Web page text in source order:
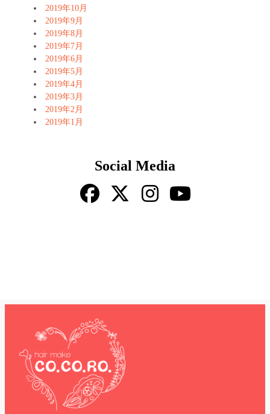
2019年10月
2019年9月
2019年8月
2019年7月
2019年6月
2019年5月
2019年4月
2019年3月
2019年2月
2019年1月
Social Media